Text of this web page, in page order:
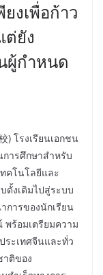
ยงเพื่อก้าว
ต่ยัง
ผู้กำหนด
) โรงเรียนเอกชน
การศึกษาสำหรับ
ทคโนโลยีและ
งเดิมไปสู่ระบบ
การของนักเรียน
ร้อมเตรียมความ
ระเทศจีนและทั่ว
าติของ